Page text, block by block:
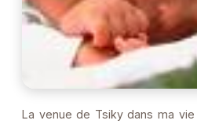
La venue de Tsiky dans ma